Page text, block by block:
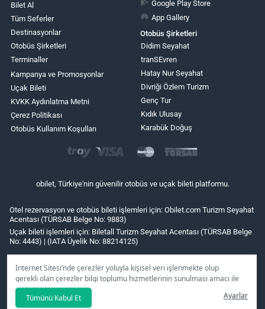
İnternet Sitesi’nde çerezler yoluyla kişisel veri işlenmekte olup
gerekli olan çerezler bilgi toplumu hizmetlerinin sunulması amacı ile
kullanılmaktadır. Tercihleriniz doğrultusunda size özel
kişiselleştirilmiş çerezleri ve özel kampanyaları
seçeneğine
Tümünü Kabul Et Ayarlar
Bilet Al
Tüm Seferler
Destinasyonlar
Otobüs Şirketleri
Terminaller
Kampanya ve Promosyonlar
Uçak Bileti
KVKK Aydınlatma Metni
Çerez Politikası
Otobüs Kullanım Koşulları
Google Play Store
App Gallery
Otobüs Şirketleri
Didim Seyahat
tranSEvren
Hatay Nur Seyahat
Divriği Özlem Turizm
Genç Tur
Kıdık Ulusay
Karabük Doğuş
obilet, Türkiye'nin güvenilir otobüs ve uçak bileti platformu.
Otel rezervasyon ve otobüs bileti işlemleri için: Obilet.com Turizm Seyahat
Acentası (TÜRSAB Belge No: 9883)
Uçak bileti işlemleri için: Biletall Turizm Seyahat Acentası (TÜRSAB Belge
No: 4443) | (IATA Üyelik No: 88214125)